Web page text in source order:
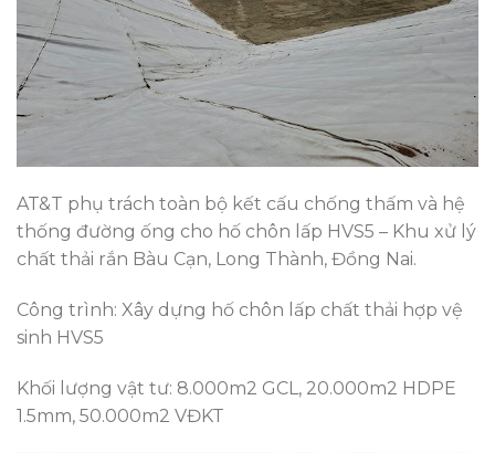
AT&T phụ trách toàn bộ kết cấu chống thấm và hệ
thống đường ống cho hố chôn lấp HVS5 – Khu xử lý
chất thải rắn Bàu Cạn, Long Thành, Đồng Nai.
Công trình: Xây dựng hố chôn lấp chất thải hợp vệ
sinh HVS5
Khối lượng vật tư: 8.000m2 GCL, 20.000m2 HDPE
1.5mm, 50.000m2 VĐKT